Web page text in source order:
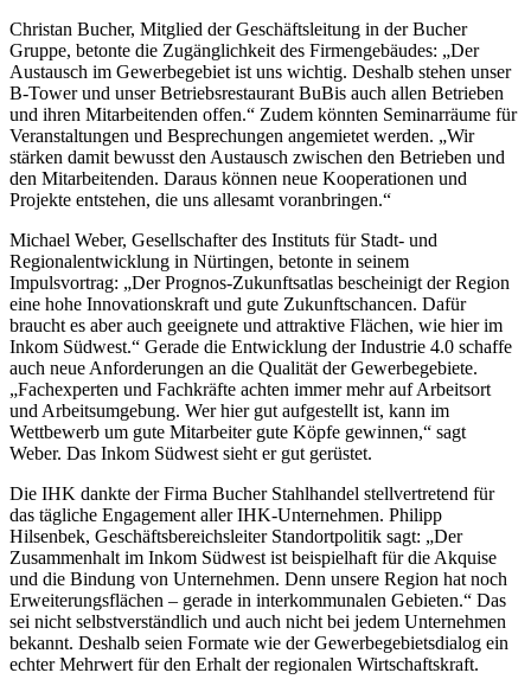
Christan Bucher, Mitglied der Geschäftsleitung in der Bucher
Gruppe, betonte die Zugänglichkeit des Firmengebäudes: „Der
Austausch im Gewerbegebiet ist uns wichtig. Deshalb stehen unser
B-Tower und unser Betriebsrestaurant BuBis auch allen Betrieben
und ihren Mitarbeitenden offen.“ Zudem könnten Seminarräume für
Veranstaltungen und Besprechungen angemietet werden. „Wir
stärken damit bewusst den Austausch zwischen den Betrieben und
den Mitarbeitenden. Daraus können neue Kooperationen und
Projekte entstehen, die uns allesamt voranbringen.“
Michael Weber, Gesellschafter des Instituts für Stadt- und
Regionalentwicklung in Nürtingen, betonte in seinem
Impulsvortrag: „Der Prognos-Zukunftsatlas bescheinigt der Region
eine hohe Innovationskraft und gute Zukunftschancen. Dafür
braucht es aber auch geeignete und attraktive Flächen, wie hier im
Inkom Südwest.“ Gerade die Entwicklung der Industrie 4.0 schaffe
auch neue Anforderungen an die Qualität der Gewerbegebiete.
„Fachexperten und Fachkräfte achten immer mehr auf Arbeitsort
und Arbeitsumgebung. Wer hier gut aufgestellt ist, kann im
Wettbewerb um gute Mitarbeiter gute Köpfe gewinnen,“ sagt
Weber. Das Inkom Südwest sieht er gut gerüstet.
Die IHK dankte der Firma Bucher Stahlhandel stellvertretend für
das tägliche Engagement aller IHK-Unternehmen. Philipp
Hilsenbek, Geschäftsbereichsleiter Standortpolitik sagt: „Der
Zusammenhalt im Inkom Südwest ist beispielhaft für die Akquise
und die Bindung von Unternehmen. Denn unsere Region hat noch
Erweiterungsflächen – gerade in interkommunalen Gebieten.“ Das
sei nicht selbstverständlich und auch nicht bei jedem Unternehmen
bekannt. Deshalb seien Formate wie der Gewerbegebietsdialog ein
echter Mehrwert für den Erhalt der regionalen Wirtschaftskraft.